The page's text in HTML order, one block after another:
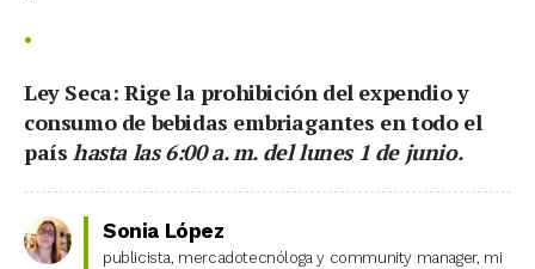
Ley Seca: Rige la prohibición del expendio y
consumo de bebidas embriagantes en todo el
país hasta las 6:00 a. m. del lunes 1 de junio.
Sonia López
publicista, mercadotecnóloga y community manager, mi